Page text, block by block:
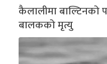
कैलालीमा बाल्टिनको
बालकको मृत्यु